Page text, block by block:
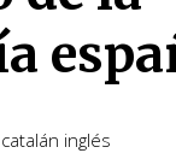
catalán inglés